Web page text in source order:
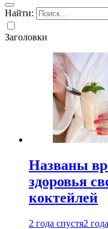
Найти:
Заголовки
Названы
здоровья
коктейлей
2 года спустя2